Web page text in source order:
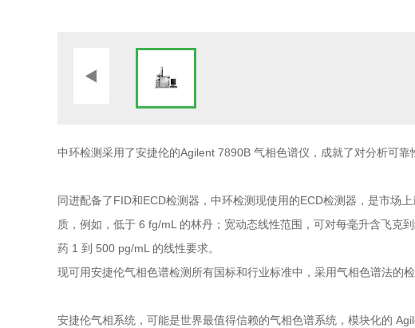
中环检测采用了安捷伦的Agilent 7890B 气相色谱仪，成就了对分析可靠
同进配备了FID和ECD检测器，中环检测现使用的ECD检测器，是市场
质，例如，低于 6 fg/mL 的林丹；宽动态线性范围，可对每毫升含飞克
药 1 到 500 pg/mL 的线性要求。
现可用安捷伦气相色谱检测所有国标和行业标准中，采用气相色谱法的
安捷伦气相系统，可能是世界最值得信赖的气相色谱系统，模块化的